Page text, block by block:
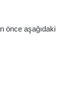
önce aşağıdaki